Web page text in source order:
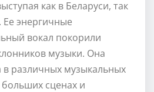
как в Беларуси, так
Ее энергичные
вокал покорили
музыки. Она
в различных музыкальных
сценах и